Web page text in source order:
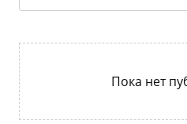
Пока нет